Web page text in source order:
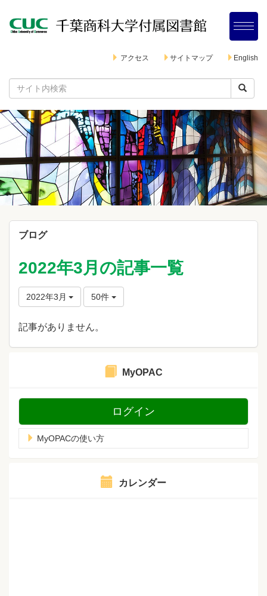
アクセス サイトマップ English
ブログ
2022年3月の記事一覧
2022年3月 50件
記事がありません。
MyOPAC
ログイン
MyOPACの使い方
カレンダー